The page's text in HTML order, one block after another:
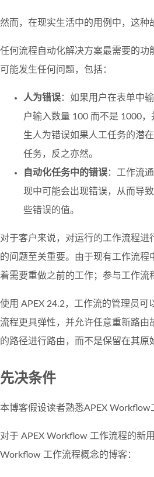
然而，在现实生活中的用例中，这
任何流程自动化解决方案最需要的
可能发生任何问题，包括：
人为错误：如果用户在表单中
户输入数量 100 而不是 1000
生人为错误如果人工任务的潜
任务，反之亦然。
自动化任务中的错误：工作流
现中可能会出现错误，从而导
些错误的值。
对于客户来说，对运行的工作流程
的问题至关重要。由于现有工作流
着需要重做之前的工作；参与工作
使用 APEX 24.2，工作流的管理员
流程更具弹性，并允许任意重新路
的路径进行路由，而不是保留在其原
先决条件
本博客假设读者熟悉APEX Workflow
对于 APEX Workflow 工作流程的新
Workflow 工作流程概念的博客：